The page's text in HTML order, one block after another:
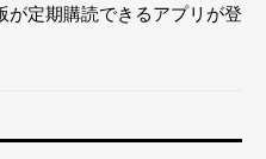
が定期購読できるアプリが登